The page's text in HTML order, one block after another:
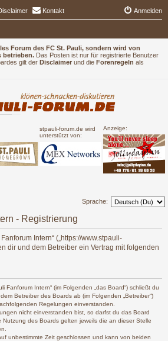
Forum des FC St. Pauli, sondern wird von
betrieben. Das Posten ist nur für registrierte Benutzer
gilt der Disclaimer und die Forenregeln als
stpauli-forum.de wird
unterstützt von:
Anzeige:
Kontakt Anmelden
Sprache:
- Registrierung
Intern“ („https://www.stpauli-
dir und dem Betreiber ein Vertrag mit folgenden
Fanforum Intern“ (im Folgenden „das Board“) schließt du
Betreiber des Boards ab (im Folgenden „Betreiber“)
Regelungen einverstanden.
nicht einverstanden bist, so darfst du das Board
Nutzung des Boards gelten jeweils die an dieser Stelle
unbestimmte Zeit geschlossen und kann von beiden